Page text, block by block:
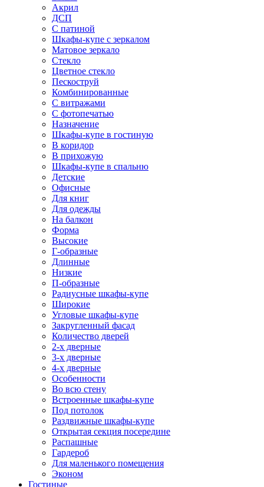
Акрил
ДСП
С патиной
Шкафы-купе с зеркалом
Матовое зеркало
Стекло
Цветное стекло
Пескоструй
Комбинированные
С витражами
С фотопечатью
Назначение
Шкафы-купе в гостиную
В коридор
В прихожую
Шкафы-купе в спальню
Детские
Офисные
Для книг
Для одежды
На балкон
Форма
Высокие
Г-образные
Длинные
Низкие
П-образные
Радиусные шкафы-купе
Широкие
Угловые шкафы-купе
Закругленный фасад
Количество дверей
2-х дверные
3-х дверные
4-х дверные
Особенности
Во всю стену
Встроенные шкафы-купе
Под потолок
Раздвижные шкафы-купе
Открытая секция посередине
Распашные
Гардероб
Для маленького помещения
Эконом
Гостиные